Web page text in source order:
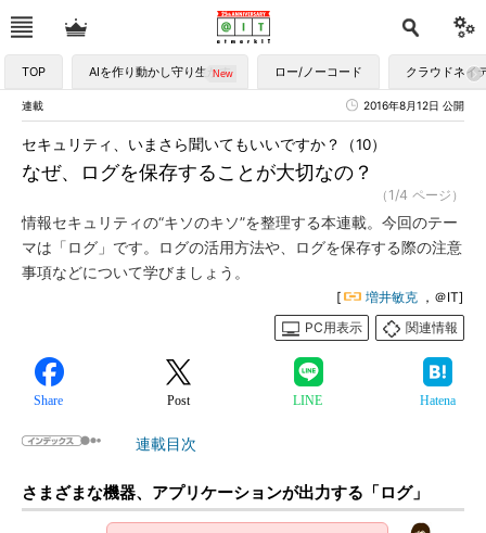
TOP AIを作り動かし守り生かす ロー/ノーコード クラウドネイ
連載 2016年8月12日 公開
なぜ、ログを保存することが大切なの？
セキュリティ、いまさら聞いてもいいですか？（10）
（1/4 ページ）
情報セキュリティの“キソのキソ”を整理する本連載。今回のテー
マは「ログ」です。ログの活用方法や、ログを保存する際の注意
事項などについて学びましょう。
[ 増井敏克 ，＠IT]
PC用表示
関連情報
Share Post LINE Hatena
連載目次
さまざまな機器、アプリケーションが出力する「ログ」